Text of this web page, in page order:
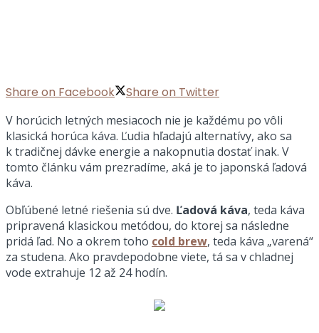
Share on Facebook Share on Twitter
V horúcich letných mesiacoch nie je každému po vôli
klasická horúca káva. Ľudia hľadajú alternatívy, ako sa
k tradičnej dávke energie a nakopnutia dostať inak. V
tomto článku vám prezradíme, aká je to japonská ľadová
káva.
Obľúbené letné riešenia sú dve. Ľadová káva, teda káva
pripravená klasickou metódou, do ktorej sa následne
pridá ľad. No a okrem toho cold brew, teda káva „varená“
za studena. Ako pravdepodobne viete, tá sa v chladnej
vode extrahuje 12 až 24 hodín.